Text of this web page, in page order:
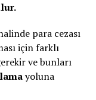
para cezası
için farklı
ve bunları
yoluna